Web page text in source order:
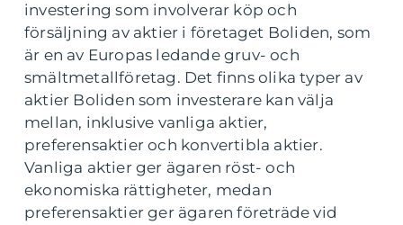
investering som involverar köp och
försäljning av aktier i företaget Boliden, som
är en av Europas ledande gruv- och
smältmetallföretag. Det finns olika typer av
aktier Boliden som investerare kan välja
mellan, inklusive vanliga aktier,
preferensaktier och konvertibla aktier.
Vanliga aktier ger ägaren röst- och
ekonomiska rättigheter, medan
preferensaktier ger ägaren företräde vid